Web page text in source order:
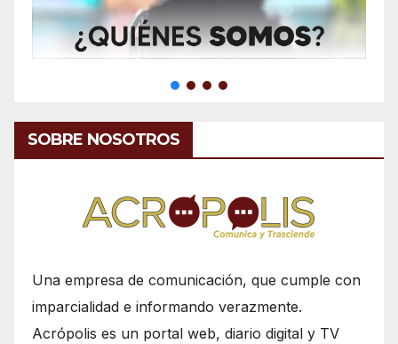
SOBRE NOSOTROS
Una empresa de comunicación, que cumple con
imparcialidad e informando verazmente.
Acrópolis es un portal web, diario digital y TV